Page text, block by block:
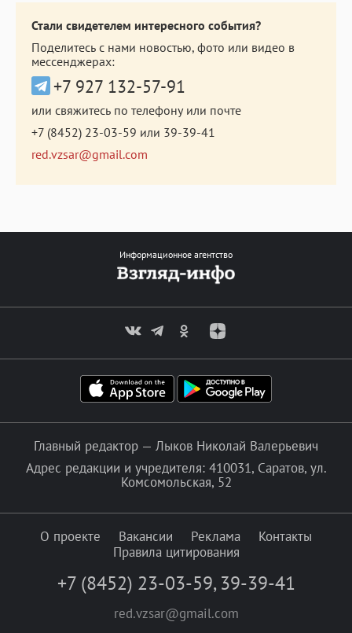
Стали свидетелем интересного события?
Поделитесь с нами новостью, фото или видео в
мессенджерах:
+7 927 132-57-91
или свяжитесь по телефону или почте
+7 (8452) 23-03-59 или 39-39-41
red.vzsar@gmail.com
Информационное агентство
Главный редактор — Лыков Николай Валерьевич
Адрес редакции и учредителя: 410031, Саратов, ул.
Комсомольская, 52
О проекте Вакансии Реклама
Контакты
Правила цитирования
+7 (8452) 23-03-59, 39-39-41
red.vzsar@gmail.com